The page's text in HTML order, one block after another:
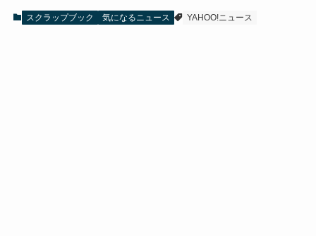
スクラップブック 気になるニュース YAHOO!ニュース